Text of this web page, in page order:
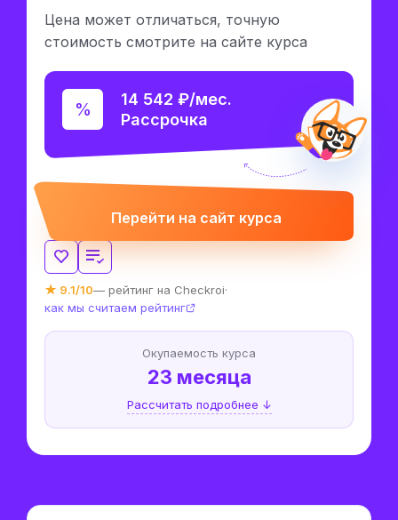
Цена может отличаться, точную
стоимость смотрите на сайте курса
14 542 ₽/мес.
Рассрочка
Перейти на сайт курса
★ 9.1/10— рейтинг на Checkroi·
как мы считаем рейтинг
Окупаемость курса
23 месяца
Рассчитать подробнее ↓